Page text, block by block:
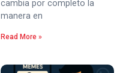
cambia por completo la
manera en
Read More »